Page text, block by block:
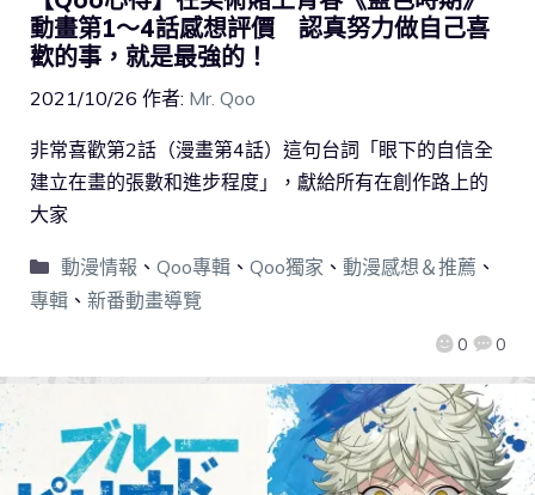
動畫第1～4話感想評價 認真努力做自己喜
歡的事，就是最強的！
2021/10/26 作者: Mr. Qoo
0 0
非常喜歡第2話（漫畫第4話）這句台詞「眼下的自信全
建立在畫的張數和進步程度」，獻給所有在創作路上的
大家
動漫情報 、 Qoo專輯、 Qoo獨家 、 動漫感想＆推薦 、
專輯 、 新番動畫導覽